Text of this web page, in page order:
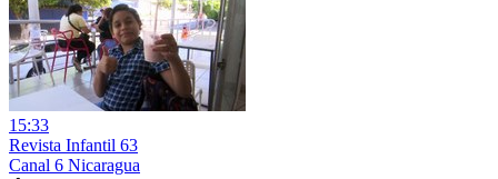
15:33
Revista Infantil 63
Canal 6 Nicaragua